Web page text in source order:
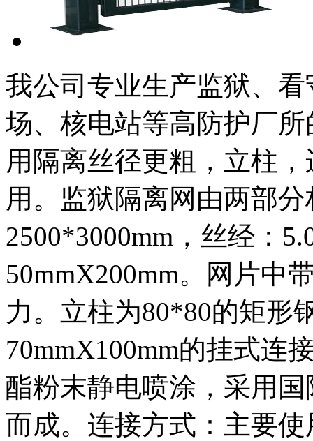
我公司专业生产监狱、
场、核电站等高防护厂
用隔离丝径更粗，立柱
用。监狱隔离网由两部
2500*3000mm，丝经：
50mmX200mm。网片中
力。立柱为80*80的矩形
70mmX100mm的挂式连
酯粉末静电喷涂，采用
而成。连接方式：主要